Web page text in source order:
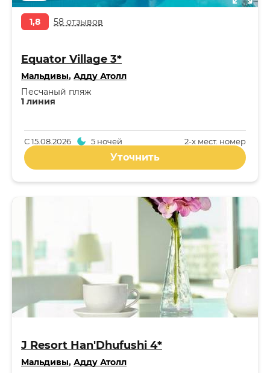
1,8 58 отзывов
Equator Village 3*
Мальдивы, Адду Атолл
1 линия
Песчаный пляж
2-x мест. номер
С15.08.2026 5 ночей
Уточнить
J Resort Han'Dhufushi 4*
Мальдивы, Адду Атолл